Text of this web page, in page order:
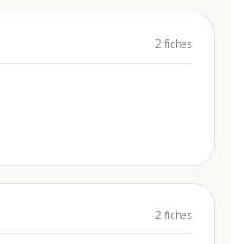
2 fiches
2 fiches